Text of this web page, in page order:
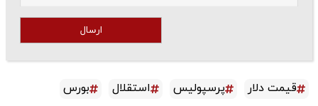
ارسال
قیمت دلار پرسپولیس استقلال
بورس